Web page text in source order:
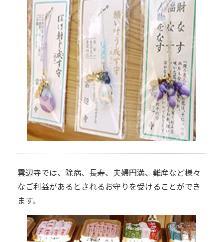
雲辺寺では、除病、長寿、夫婦円満、難産など様々
なご利益があるとされるお守りを受けることができ
ます。